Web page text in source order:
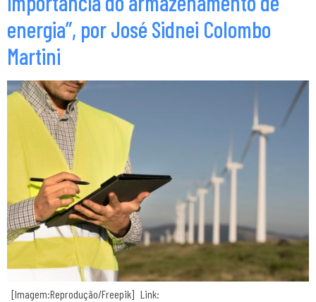
energia”, por José Sidnei Colombo
Martini
[Imagem:Reprodução/Freepik] Link: